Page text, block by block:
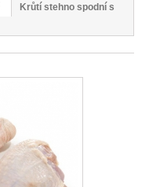
Krůtí stehno spodní s